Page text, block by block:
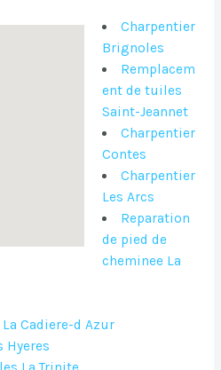
Charpentier
Brignoles
Remplacem
ent de tuiles
Saint-Jeannet
Charpentier
Contes
Charpentier
Les Arcs
Reparation
de pied de
cheminee La
Cadiere-d Azur
Hyeres